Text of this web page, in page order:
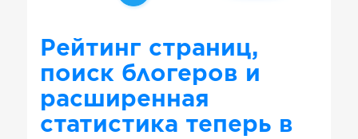
Рейтинг страниц,
поиск блогеров и
расширенная
статистика теперь в